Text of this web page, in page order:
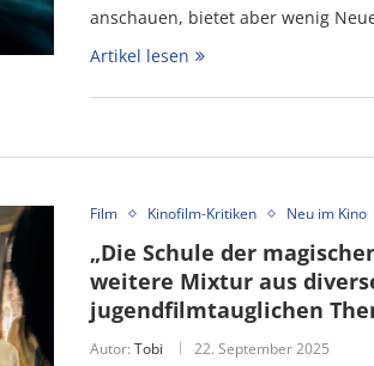
anschauen, bietet aber wenig
Artikel lesen
Film Kinofilm-Kritiken Neu im Kino
„Die Schule der
weitere Mixtur aus
jugendfilmtauglichen
Autor: Tobi 22. September 2025